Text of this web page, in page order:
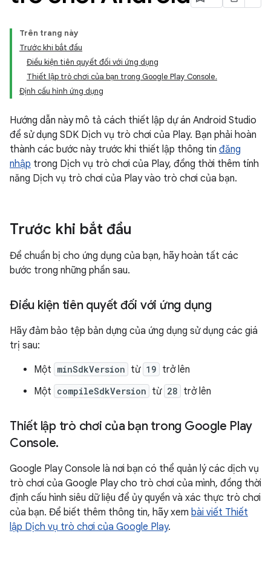
Trên trang này
Trước khi bắt đầu
Điều kiện tiên quyết đối với ứng dụng
Thiết lập trò chơi của bạn trong Google Play Console.
Định cấu hình ứng dụng
Hướng dẫn này mô tả cách thiết lập dự án Android Studio
để sử dụng SDK Dịch vụ trò chơi của Play. Bạn phải hoàn
thành các bước này trước khi thiết lập thông tin đăng
nhập trong Dịch vụ trò chơi của Play, đồng thời thêm tính
năng Dịch vụ trò chơi của Play vào trò chơi của bạn.
Trước khi bắt đầu
Để chuẩn bị cho ứng dụng của bạn, hãy hoàn tất các
bước trong những phần sau.
Điều kiện tiên quyết đối với ứng dụng
Hãy đảm bảo tệp bản dựng của ứng dụng sử dụng các giá
trị sau:
Một minSdkVersion từ 19 trở lên
Một compileSdkVersion từ 28 trở lên
Thiết lập trò chơi của bạn trong Google Play
Console.
Google Play Console là nơi bạn có thể quản lý các dịch vụ
trò chơi của Google Play cho trò chơi của mình, đồng thời
định cấu hình siêu dữ liệu để ủy quyền và xác thực trò chơi
của bạn. Để biết thêm thông tin, hãy xem bài viết Thiết
lập Dịch vụ trò chơi của Google Play.